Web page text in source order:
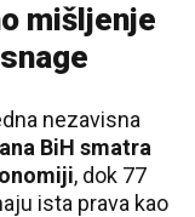
mišljenje
nezavisna
BiH smatra
, dok 77
ista prava kao